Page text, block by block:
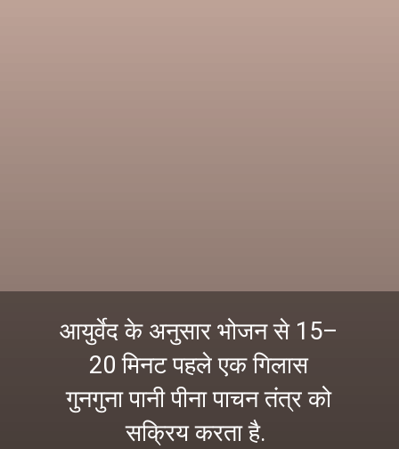
आयुर्वेद के अनुसार भोजन से 15–
20 मिनट पहले एक गिलास
गुनगुना पानी पीना पाचन तंत्र को
सक्रिय करता है.